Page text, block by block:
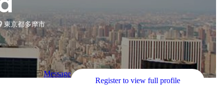
東京都多摩市
Message
Register to view full profile